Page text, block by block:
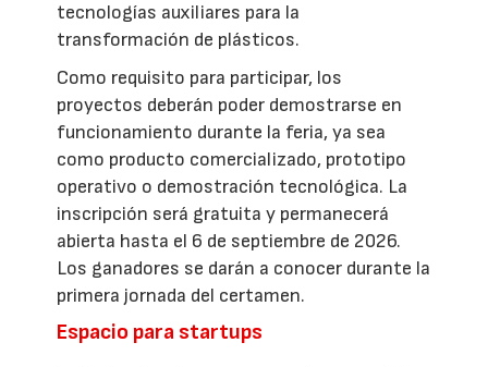
tecnologías auxiliares para la
transformación de plásticos.
Como requisito para participar, los
proyectos deberán poder demostrarse en
funcionamiento durante la feria, ya sea
como producto comercializado, prototipo
operativo o demostración tecnológica. La
inscripción será gratuita y permanecerá
abierta hasta el 6 de septiembre de 2026.
Los ganadores se darán a conocer durante la
primera jornada del certamen.
Espacio para startups